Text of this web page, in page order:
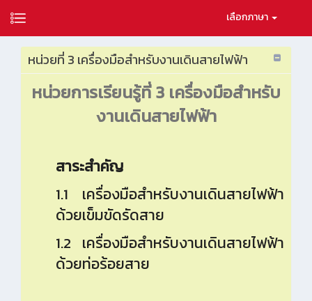
เลือกภาษา
หน่วยที่ 3 เครื่องมือสำหรับงานเดินสายไฟฟ้า
หน่วยการเรียนรู้ที่3 เครื่องมือสำหรับ
งานเดินสายไฟฟ้า
สาระสำคัญ
1.1 เครื่องมือสำหรับงานเดินสายไฟฟ้า
ด้วยเข็มขัดรัดสาย
1.2 เครื่องมือสำหรับงานเดินสายไฟฟ้า
ด้วยท่อร้อยสาย